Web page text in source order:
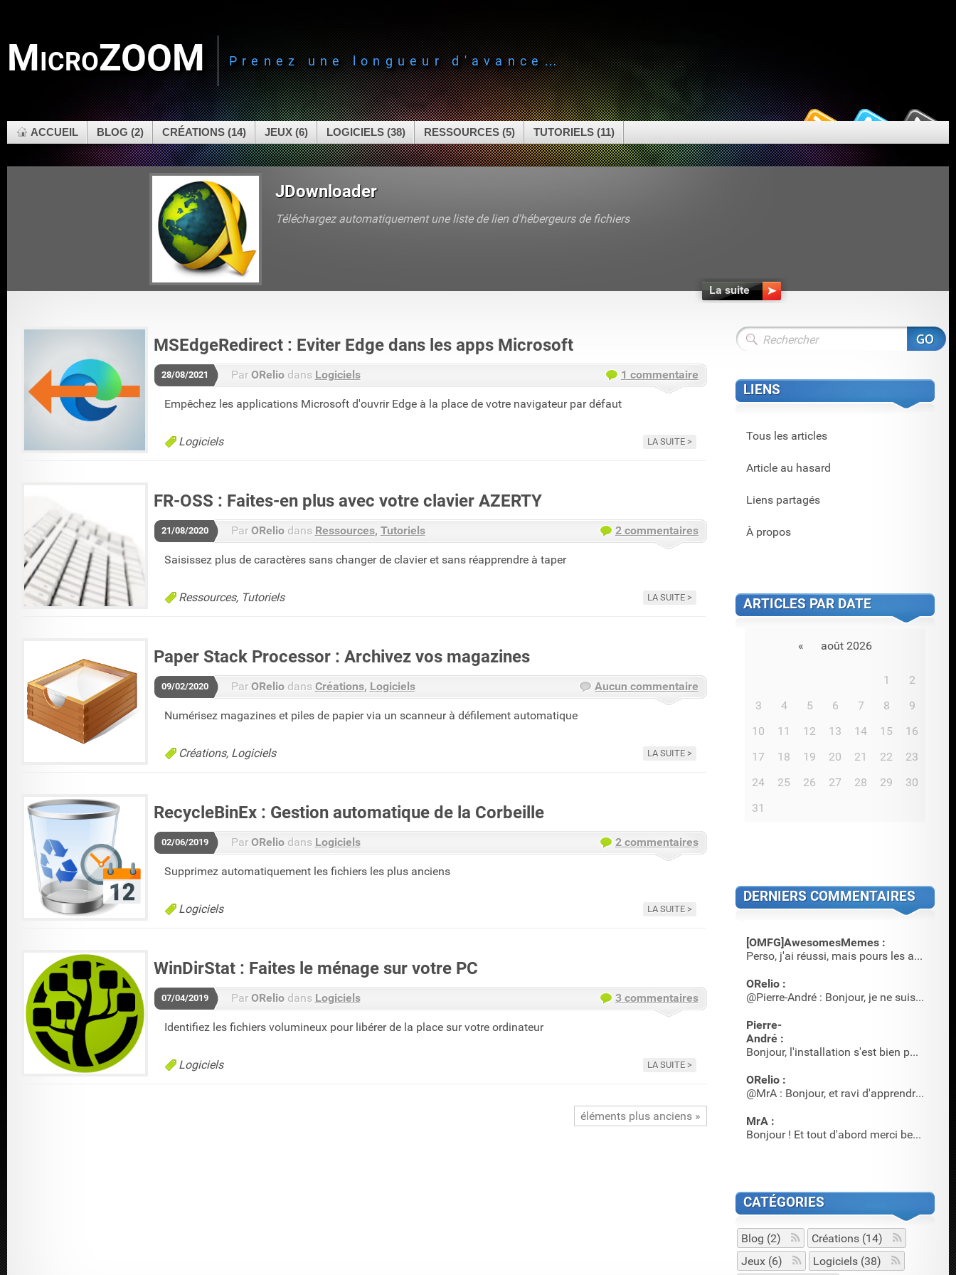
MicroZOOM Prenez une longueur d'avance…
ACCUEIL BLOG (2) CRÉATIONS (14) JEUX (6) LOGICIELS (38) RESSOURCES (5) TUTORIELS (11)
JDownloader
Téléchargez automatiquement une liste de lien d'hébergeurs de fichiers
La suite
LIENS
Tous les articles
Article au hasard
Liens partagés
À propos
ARTICLES PAR DATE
« août 2026
1
2
3
4 5 6 7 8
9
10
11 12 13 14 15
16
17
18 19 20 21 22
23
24
25 26 27 28 29
30
31
DERNIERS COMMENTAIRES
[OMFG]AwesomesMemes :
Perso, j'ai réussi, mais pours les annimations, c'est plus …
ORelio :
@Pierre-André : Bonjour, je ne suis pas sûr qu'il y en ait …
Pierre-
André :
Bonjour, l'installation s'est bien passée, mais où acheter …
ORelio :
@MrA : Bonjour, et ravi d'apprendre que cet article a servi…
MrA :
Bonjour ! Et tout d'abord merci beaucoup pour l'article et…
CATÉGORIES
Blog (2)
Créations (14)
Jeux (6)
Logiciels (38)
MSEdgeRedirect : Eviter Edge dans les apps Microsoft
28/08/2021 Par ORelio dans Logiciels 1 commentaire
Empêchez les applications Microsoft d'ouvrir Edge à la place de votre navigateur par défaut
Logiciels LA SUITE
FR-OSS : Faites-en plus avec votre clavier AZERTY
21/08/2020 Par ORelio dans Ressources Tutoriels 2 commentaires
Saisissez plus de caractères sans changer de clavier et sans réapprendre à taper
Ressources Tutoriels LA SUITE
Paper Stack Processor : Archivez vos magazines
09/02/2020 Par ORelio dans Créations Logiciels Aucun commentaire
Numérisez magazines et piles de papier via un scanneur à défilement automatique
Créations Logiciels LA SUITE
RecycleBinEx : Gestion automatique de la Corbeille
02/06/2019 Par ORelio dans Logiciels 2 commentaires
Supprimez automatiquement les fichiers les plus anciens
Logiciels LA SUITE
WinDirStat : Faites le ménage sur votre PC
07/04/2019 Par ORelio dans Logiciels 3 commentaires
Identifiez les fichiers volumineux pour libérer de la place sur votre ordinateur
Logiciels LA SUITE
éléments plus anciens